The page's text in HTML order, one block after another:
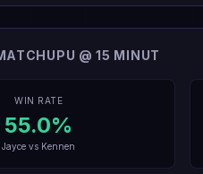
@ 15 MINUT
WIN RATE
55.0%
Jayce vs Kennen